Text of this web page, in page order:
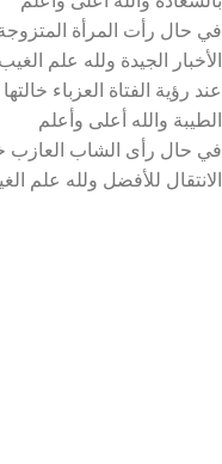
في حال رأت المرأة
الأخبار الجيدة ولله علم الغيب
عند رؤية الفتاة العزباء
الطيبة والله أعلى وأعلم
في حال رأى الشاب العازب
الانتقال للأفضل ولله علم